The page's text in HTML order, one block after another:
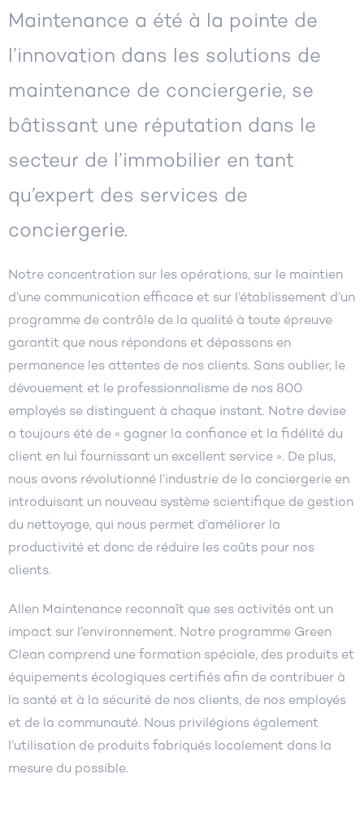
Maintenance a été à la pointe de
l’innovation dans les solutions de
maintenance de conciergerie, se
bâtissant une réputation dans le
secteur de l’immobilier en tant
qu’expert des services de
conciergerie.
Notre concentration sur les opérations, sur le maintien
d’une communication efficace et sur l’établissement d’un
programme de contrôle de la qualité à toute épreuve
garantit que nous répondons et dépassons en
permanence les attentes de nos clients. Sans oublier, le
dévouement et le professionnalisme de nos 800
employés se distinguent à chaque instant. Notre devise
a toujours été de « gagner la confiance et la fidélité du
client en lui fournissant un excellent service ». De plus,
nous avons révolutionné l’industrie de la conciergerie en
introduisant un nouveau système scientifique de gestion
du nettoyage, qui nous permet d’améliorer la
productivité et donc de réduire les coûts pour nos
clients.
Allen Maintenance reconnaît que ses activités ont un
impact sur l’environnement. Notre programme Green
Clean comprend une formation spéciale, des produits et
équipements écologiques certifiés afin de contribuer à
la santé et à la sécurité de nos clients, de nos employés
et de la communauté. Nous privilégions également
l’utilisation de produits fabriqués localement dans la
mesure du possible.